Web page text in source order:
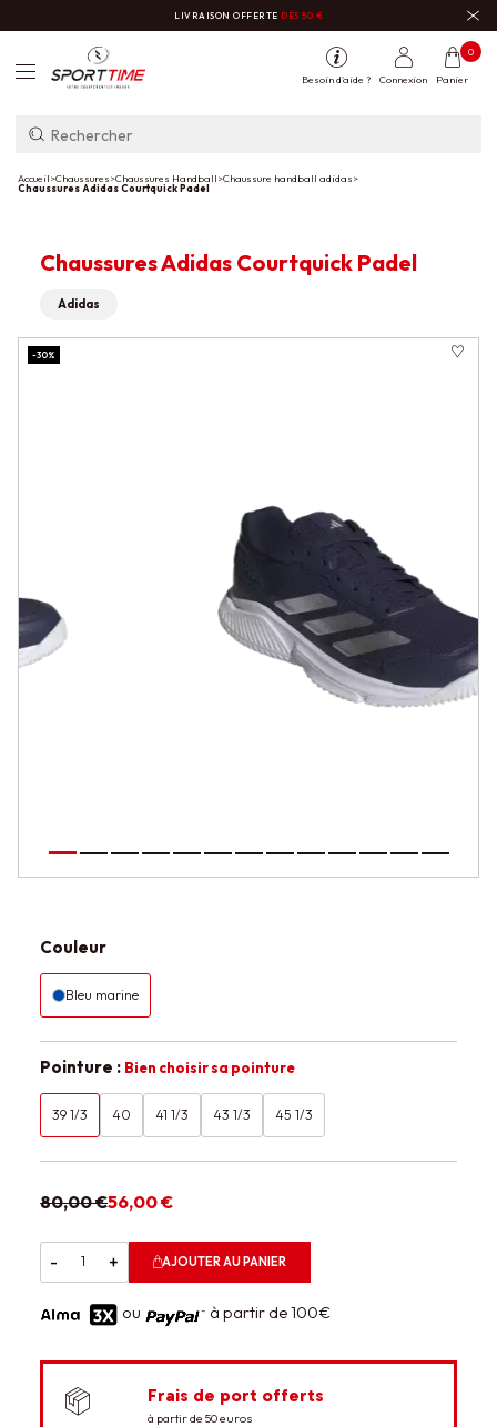
LIVRAISON OFFERTE DÈS 50 €
Besoin d'aide ? Connexion Panier
0
Accueil>Chaussures>Chaussures Handball>Chaussure handball adidas>
Chaussures Adidas Courtquick Padel
Couleur
Bleu marine
Pointure : Bien choisir sa pointure
39 1/3 40 41 1/3 43 1/3 45 1/3
80,00 €56,00 €
- + AJOUTER AU PANIER
ou à partir de 100€
Frais de port offerts
à partir de 50 euros
Chaussures Adidas Courtquick Padel
Adidas
-30%